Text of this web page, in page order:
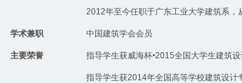
2012年至今任职于广东工业大学建筑系，
学术兼职 中国建筑学会会员
主要荣誉 指导学生获威海杯•2015全国大学生建筑设
指导学生获2014年全国高等学校建筑设计